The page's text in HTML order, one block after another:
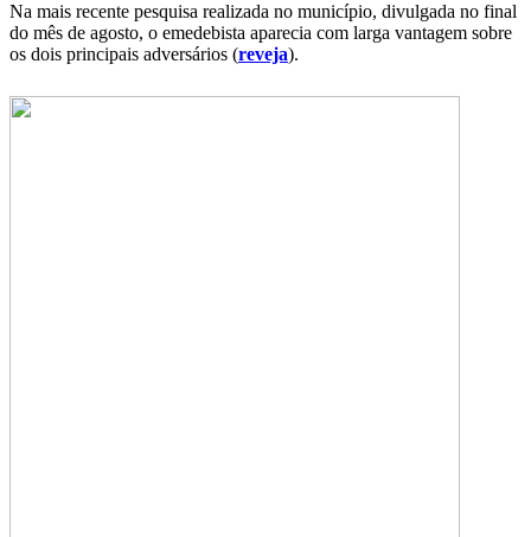
Na mais recente pesquisa realizada no município, divulgada no final
do mês de agosto, o emedebista aparecia com larga vantagem sobre
os dois principais adversários (reveja).